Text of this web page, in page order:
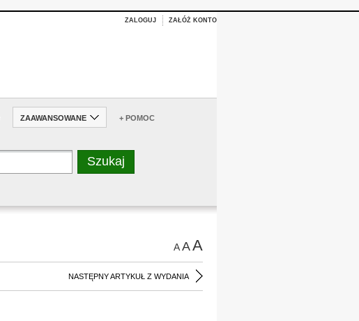
ZALOGUJ ZAŁÓŻ KONTO
ZAAWANSOWANE + POMOC
AAA
NASTĘPNY ARTYKUŁ Z WYDANIA